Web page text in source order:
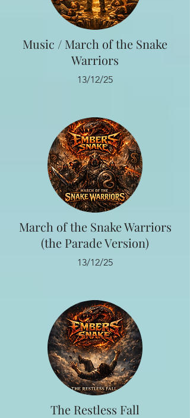
Music / March of the Snake
Warriors
13/12/25
March of the Snake Warriors
(the Parade Version)
13/12/25
The Restless Fall